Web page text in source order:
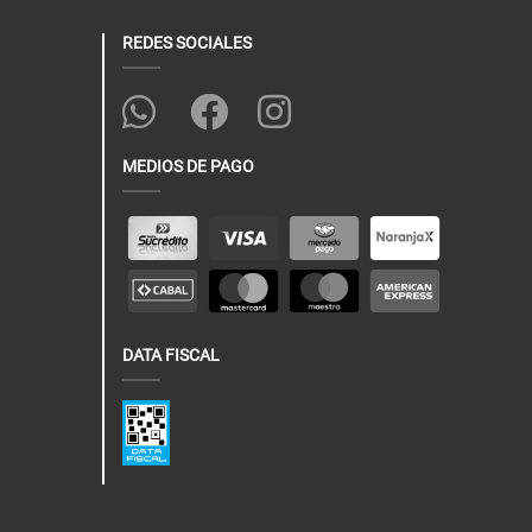
REDES SOCIALES
MEDIOS DE PAGO
DATA FISCAL